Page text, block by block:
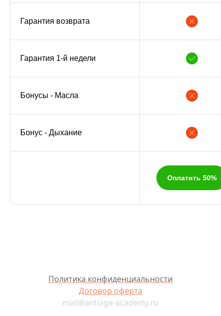
Гарантия возврата
Гарантия 1-й недели
Бонусы - Масла
Бонус - Дыхание
Оплатить 50%
Политика конфиденциальности
Договор оферта
mail@antiage-academy.ru